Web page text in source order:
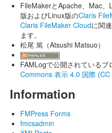
FileMakerとApache、Mac
版およびLinux版のClaris
Claris FileMaker Cloudに関
ます。
松尾 篤（Atsushi Matsuo）
FAMLogで公開されているブ
Commons 表示 4.0 国際 (CC
Information
FMPress Forms
fmcsadmin